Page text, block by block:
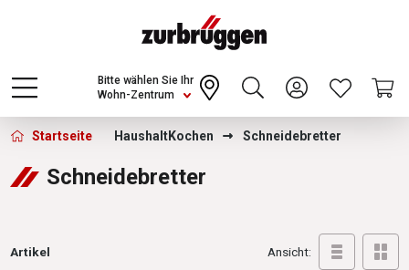
Choose a different country or region to see
content for your location and shop online
CONTINUE
Wohn-Zentrum
Bitte wählen Sie Ihr
Zurbrüggen - Schneidebretter
Startseite HaushaltKochen Schneidebretter
Schneidebretter
Artikel Ansicht: